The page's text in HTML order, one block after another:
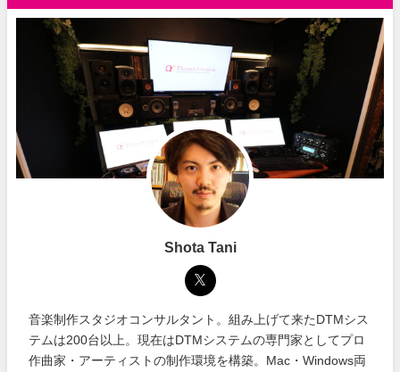
Shota Tani
音楽制作スタジオコンサルタント。組み上げて来たDTMシス
テムは200台以上。現在はDTMシステムの専門家としてプロ
作曲家・アーティストの制作環境を構築。Mac・Windows両